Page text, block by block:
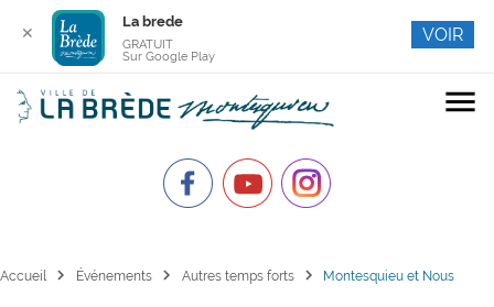
menu
Accueil chevron_right Événements chevron_right Autres temps forts chevron_right Montesquieu et Nous
✕
La brede
GRATUIT
Sur Google Play
VOIR